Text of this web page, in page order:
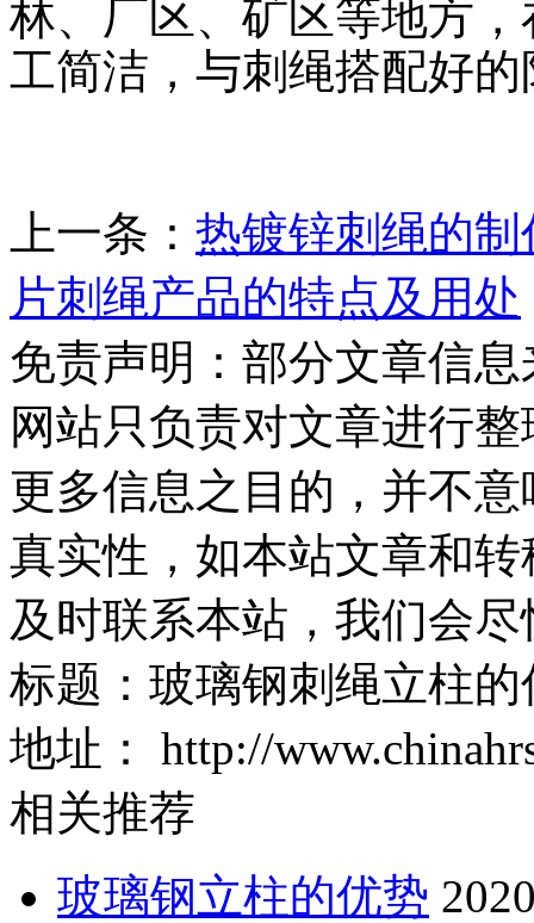
林、厂区、矿区等地方
工简洁，与刺绳搭配好
上一条： 热镀锌刺绳的
片刺绳产品的特点及用处
免责声明：部分文章信
网站只负责对文章进行
更多信息之目的，并不
真实性，如本站文章和
及时联系本站，我们会
标题：玻璃钢
地址： http://
相关推荐
玻璃钢立柱的优势